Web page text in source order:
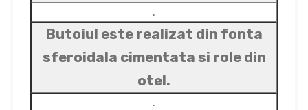
.
Butoiul este realizat din fonta
sferoidala cimentata si role din
otel.
.